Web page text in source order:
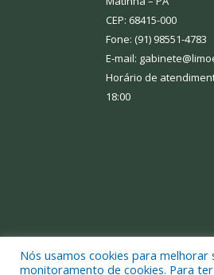
CEP: 68415-000
Fone: (91) 98551-4783
E-mail:
Horário de
18:00
Todos os direitos
Nós usamos cookies para
monitoramento de cookies. Para